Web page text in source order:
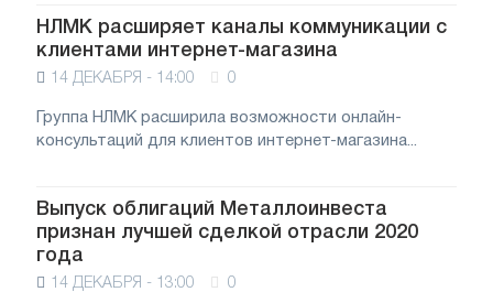
НЛМК расширяет каналы коммуникации с
клиентами интернет-магазина
14 ДЕКАБРЯ - 14:00 0
Группа НЛМК расширила возможности онлайн-
консультаций для клиентов интернет-магазина...
Выпуск облигаций Металлоинвеста
признан лучшей сделкой отрасли 2020
года
14 ДЕКАБРЯ - 13:00 0